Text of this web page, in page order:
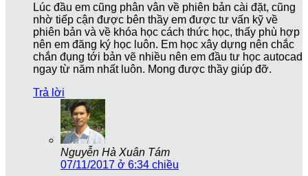
Lúc đầu em cũng phân vân về phiên bản cài đặt, cũng
nhờ tiếp cận được bên thầy em được tư vấn kỹ về
phiên bản và về khóa học cách thức học, thấy phù hợp
nên em đăng ký học luôn. Em học xây dựng nên chắc
chắn đụng tới bản vẽ nhiều nên em đầu tư học autocad
ngay từ năm nhất luôn. Mong được thầy giúp đỡ.
Trả lời
Nguyễn Hà Xuân Tám
07/11/2017 ở 6:34 chiều